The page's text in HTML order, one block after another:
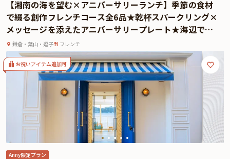
材をふんだんに使った全4品のコース。シェフが素材の旨みを丁寧に引き出し
た前菜2皿・メイン1皿・デザートを、好みに合わせて組み合わせてお楽しみい
ただけます。
またディナーの締めくくりには、想いを込めたメッセージ付きのデザートプレ
ートをご用意。記念日を共に祝うその一瞬に、さりげなく心を伝える演出を添
えます。
開放感あふれる空間、五感を満たすグリル料理、そして横浜の夜景に包まれな
がら、大切な人と過ごす特別なアニバーサリー。日常から解き放たれた至福の
時間が、ここにはあります。
【湘南の海を望む×アニバーサリーランチ】季節の食材
で綴る創作フレンチコース全6品★乾杯スパークリング×
メッセージを添えたアニバーサリープレート★海辺で祝
う特別なひととき
鎌倉・葉山・逗子 フレンチ
お祝いアイテム追加可
Anny限定プラン